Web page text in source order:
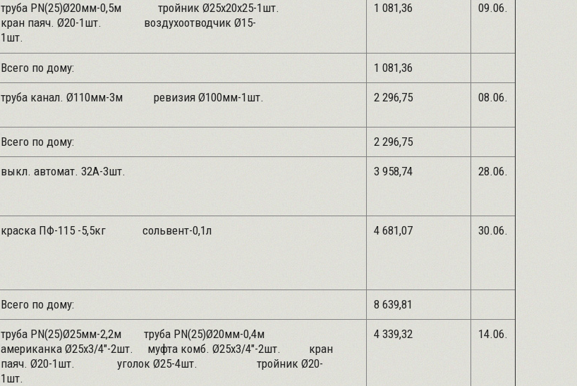
труба PN(25)Ø20мм-0,5м тройник Ø25х20х25-1шт.
кран паяч. Ø20-1шт. воздухоотводчик Ø15-
1шт.
1 081,36 09.06.
Всего по дому: 1 081,36
труба канал. Ø110мм-3м ревизия Ø100мм-1шт. 2 296,75 08.06.
Всего по дому: 2 296,75
выкл. автомат. 32А-3шт. 3 958,74 28.06.
краска ПФ-115 -5,5кг сольвент-0,1л 4 681,07 30.06.
Всего по дому: 8 639,81
труба PN(25)Ø25мм-2,2м труба PN(25)Ø20мм-0,4м
американка Ø25х3/4"-2шт. муфта комб. Ø25х3/4"-2шт. кран
паяч. Ø20-1шт. уголок Ø25-4шт. тройник Ø20-
1шт.
4 339,32 14.06.